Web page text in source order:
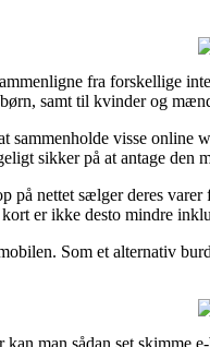
fra forskellige
samt til kvinder og
visse online
sikker på at antage den
på nettet sælger deres
er ikke desto mindre
Som et alternativ
man sådan set skimme